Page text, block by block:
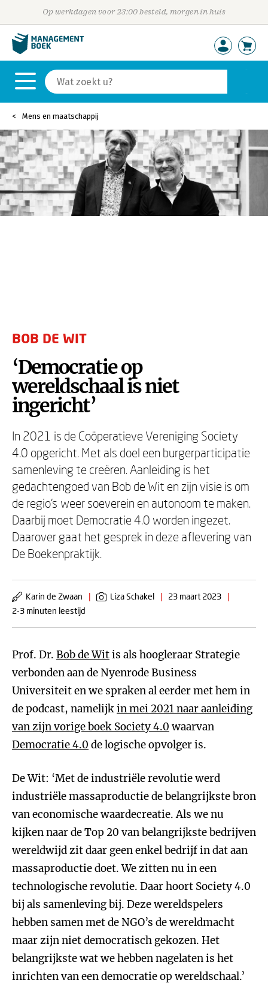
Op werkdagen voor 23:00 besteld, morgen in huis
Mens en maatschappij
BOB DE WIT
‘Democratie op
wereldschaal is niet
ingericht’
In 2021 is de Coöperatieve Vereniging Society
4.0 opgericht. Met als doel een burgerparticipatie
samenleving te creëren. Aanleiding is het
gedachtengoed van Bob de Wit en zijn visie is om
de regio’s weer soeverein en autonoom te maken.
Daarbij moet Democratie 4.0 worden ingezet.
Daarover gaat het gesprek in deze aflevering van
De Boekenpraktijk.
Karin de Zwaan | Liza Schakel | 23 maart 2023
|
2-3 minuten leestijd
Prof. Dr. Bob de Witis als hoogleraar Strategie
verbonden aan de Nyenrode Business
Universiteit en we spraken al eerder met hem in
de podcast, namelijkin mei 2021 naar aanleiding
van zijn vorige boek Society 4.0 waarvan
Democratie 4.0 de logische opvolger is.
De Wit: ‘Met de industriële revolutie werd
industriële massaproductie de belangrijkste bron
van economische waardecreatie. Als we nu
kijken naar de Top 20 van belangrijkste bedrijven
wereldwijd zit daar geen enkel bedrijf in dat aan
massaproductie doet. We zitten nu in een
technologische revolutie. Daar hoort Society 4.0
bij als samenleving bij. Deze wereldspelers
hebben samen met de NGO’s de wereldmacht
maar zijn niet democratisch gekozen. Het
belangrijkste wat we hebben nagelaten is het
inrichten van een democratie op wereldschaal.’